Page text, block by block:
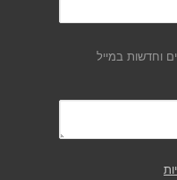
וחדשות במייל